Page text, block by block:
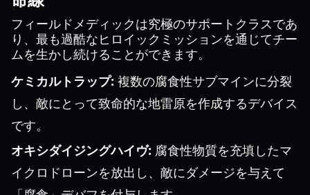
フィールドメディックは究極のサポートクラスであ
り、最も過酷なヒロイックミッションを通じてチー
ムを生かし続けることができます。
ケミカルトラップ: 複数の腐食性サブマインに分裂
し、敵にとって致命的な地雷原を作成するデバイス
です。
オキシダイジングハイヴ: 腐食性物質を充填したマ
イクロドローンを放出し、敵にダメージを与えて